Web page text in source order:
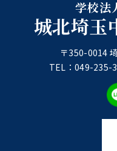
学校法
城北埼玉
〒350-0014
TEL：049-235-